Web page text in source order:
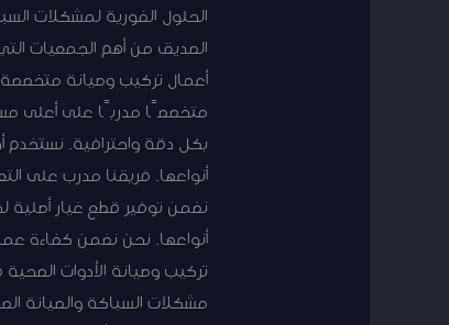
الحلول الفورية لمشكلات
الصديق من أهم الجمعيات
أعمال تركيب وصيانة
متخصصًا مدربًا على أعلى
بكل دقة واحترافية. نستخدم
أنواعها. فريقنا مدرب على
نضمن توفير قطع غيار أصلية
أنواعها. نحن نضمن كفاءة
تركيب وصيانة الأدوات
مشكلات السباكة والصيانة